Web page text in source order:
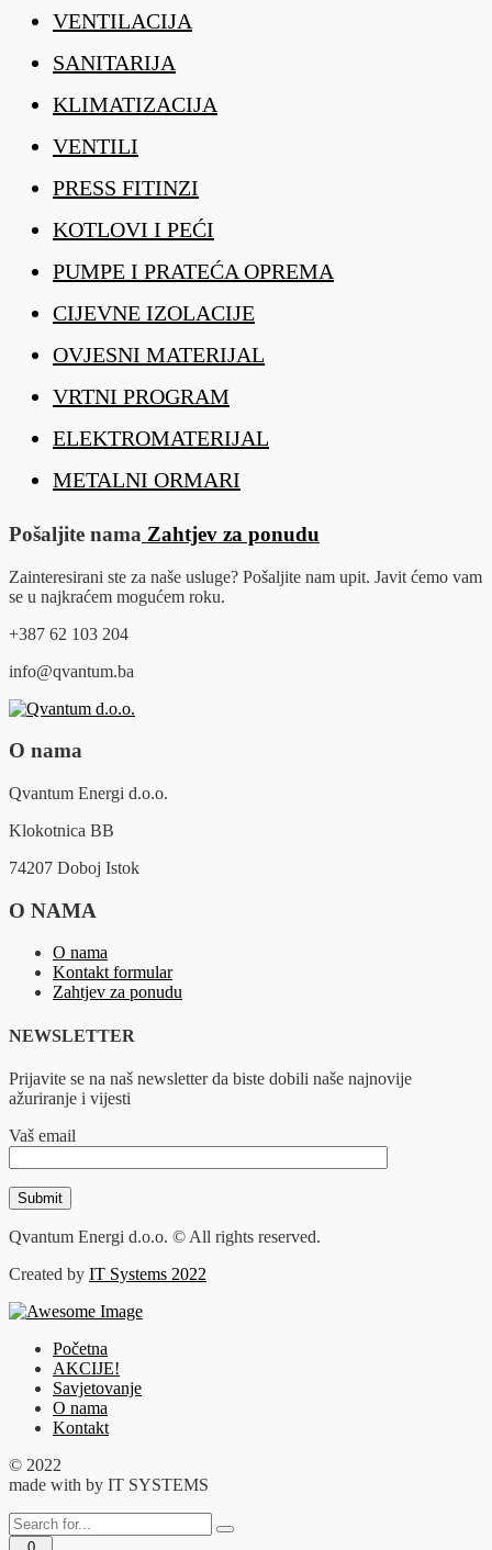
VENTILACIJA
SANITARIJA
KLIMATIZACIJA
VENTILI
PRESS FITINZI
KOTLOVI I PEĆI
PUMPE I PRATEĆA OPREMA
CIJEVNE IZOLACIJE
OVJESNI MATERIJAL
VRTNI PROGRAM
ELEKTROMATERIJAL
METALNI ORMARI
Pošaljite nama Zahtjev za ponudu
Zainteresirani ste za naše usluge? Pošaljite nam upit. Javit ćemo vam
se u najkraćem mogućem roku.
+387 62 103 204
info@qvantum.ba
O nama
Qvantum Energi d.o.o.
Klokotnica BB
74207 Doboj Istok
O NAMA
O nama
Kontakt formular
Zahtjev za ponudu
NEWSLETTER
Prijavite se na naš newsletter da biste dobili naše najnovije
ažuriranje i vijesti
Vaš email
Qvantum Energi d.o.o. © All rights reserved.
Created by IT Systems 2022
Početna
AKCIJE!
Savjetovanje
O nama
Kontakt
© 2022
made with by IT SYSTEMS